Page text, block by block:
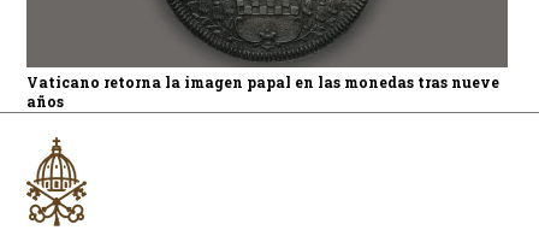
Vaticano retorna la imagen papal en las monedas tras nueve
años